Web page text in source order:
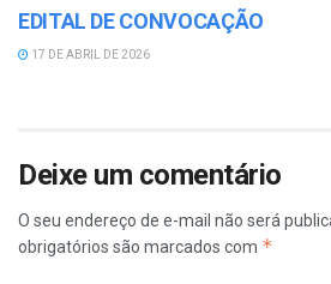
EDITAL DE CONVOCAÇÃO
17 DE ABRIL DE 2026
Deixe um comentário
O seu endereço de e-mail não será
obrigatórios são marcados com *